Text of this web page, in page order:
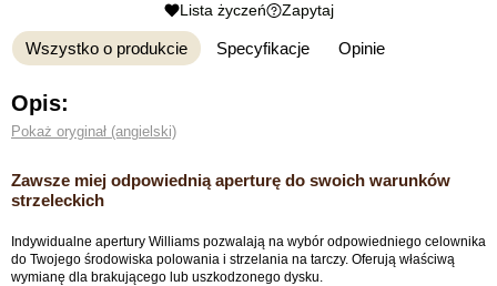
Lista życzeń Zapytaj
Wszystko o produkcie Specyfikacje Opinie
Opis:
Pokaż oryginał (angielski)
Zawsze miej odpowiednią aperturę do swoich warunków
strzeleckich
Indywidualne apertury Williams pozwalają na wybór odpowiedniego celownika
do Twojego środowiska polowania i strzelania na tarczy. Oferują właściwą
wymianę dla brakującego lub uszkodzonego dysku.